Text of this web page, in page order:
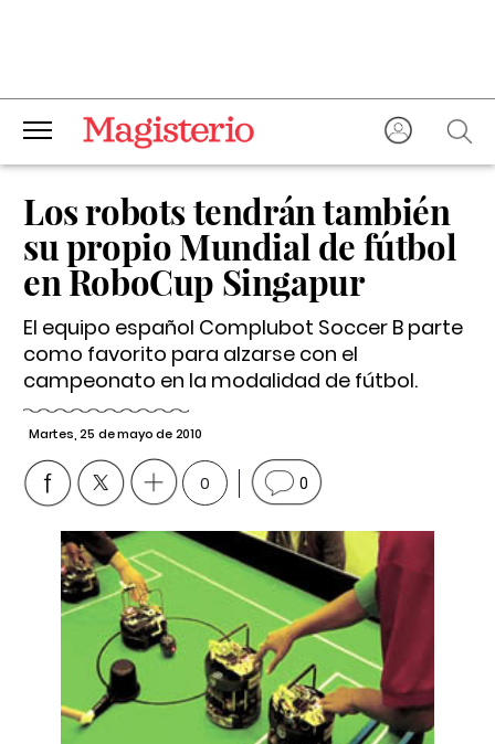
Los robots tendrán también
su propio Mundial de fútbol
en RoboCup Singapur
El equipo español Complubot Soccer B parte
como favorito para alzarse con el
campeonato en la modalidad de fútbol.
Martes, 25 de mayo de 2010
0 0